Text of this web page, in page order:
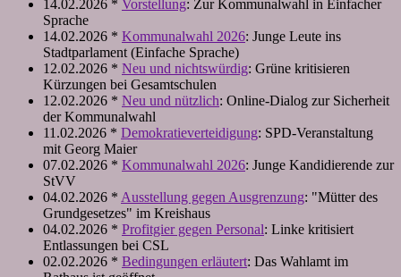
14.02.2026 * Vorstellung: Zur Kommunalwahl in Einfacher
Sprache
14.02.2026 * Kommunalwahl 2026: Junge Leute ins
Stadtparlament (Einfache Sprache)
12.02.2026 * Neu und nichtswürdig: Grüne kritisieren
Kürzungen bei Gesamtschulen
12.02.2026 * Neu und nützlich: Online-Dialog zur Sicherheit
der Kommunalwahl
11.02.2026 * Demokratieverteidigung: SPD-Veranstaltung
mit Georg Maier
07.02.2026 * Kommunalwahl 2026: Junge Kandidierende zur
StVV
04.02.2026 * Ausstellung gegen Ausgrenzung: "Mütter des
Grundgesetzes" im Kreishaus
04.02.2026 * Profitgier gegen Personal: Linke kritisiert
Entlassungen bei CSL
02.02.2026 * Bedingungen erläutert: Das Wahlamt im